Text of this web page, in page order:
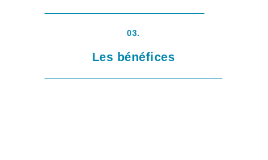
03.
Les bénéfices